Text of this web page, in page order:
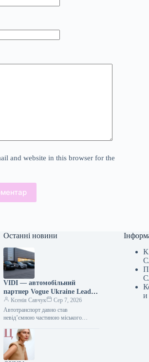
and website in this browser for the
Останні новини
VIDI — автомобільний
партнер Vogue Ukraine Leaders
Gala: які автомобілі будуть
представлені на заході
Ксенія Савчук
Сер 7, 2026
Автотранспорт давно став
невід’ємною частиною міського
роботу та дім, подорожі та
повсякденні клопоти. Тому вибір…
и